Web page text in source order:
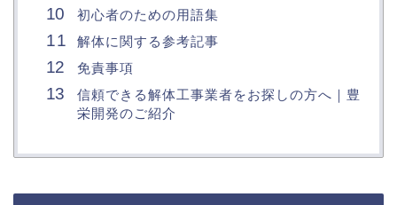
初心者のための用語集
解体に関する参考記事
免責事項
信頼できる解体工事業者をお探しの方へ｜豊
栄開発のご紹介